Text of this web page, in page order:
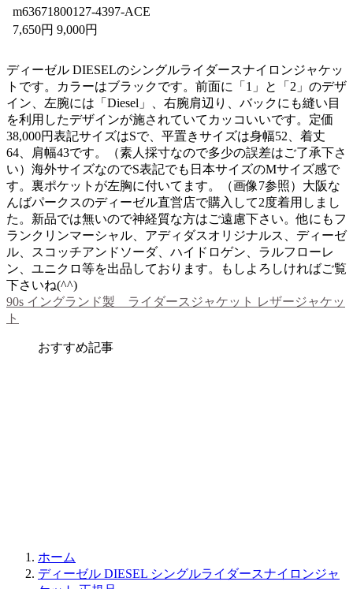
m63671800127-4397-ACE
7,650円 9,000円
ディーゼル DIESELのシングルライダースナイロンジャケッ
トです。カラーはブラックです。前面に「1」と「2」のデザ
イン、左腕には「Diesel」、右腕肩辺り、バックにも縫い目
を利用したデザインが施されていてカッコいいです。定価
38,000円表記サイズはSで、平置きサイズは身幅52、着丈
64、肩幅43です。（素人採寸なので多少の誤差はご了承下さ
い）海外サイズなのでS表記でも日本サイズのMサイズ感で
す。裏ポケットが左胸に付いてます。（画像7参照）大阪な
んばパークスのディーゼル直営店で購入して2度着用しまし
た。新品では無いので神経質な方はご遠慮下さい。他にもフ
ランクリンマーシャル、アディダスオリジナルス、ディーゼ
ル、スコッチアンドソーダ、ハイドロゲン、ラルフローレ
ン、ユニクロ等を出品しております。もしよろしければご覧
下さいね(^^)
90s イングランド製 ライダースジャケット レザージャケッ
ト
おすすめ記事
ホーム
ディーゼル DIESEL シングルライダースナイロンジャ